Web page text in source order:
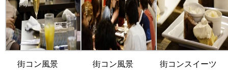
街コン風景 街コン風景 街コンスイーツ